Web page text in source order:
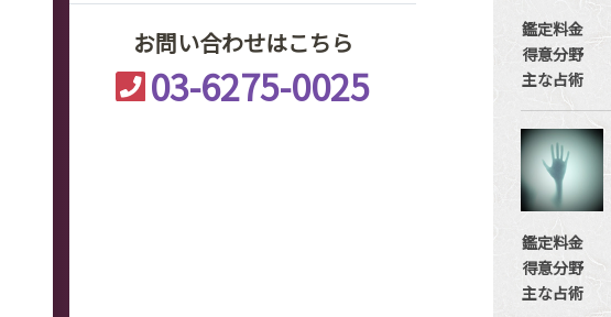
お問い合わせはこちら
03-6275-0025
鑑定料金
得意分野
主な占術
鑑定料金
得意分野
主な占術